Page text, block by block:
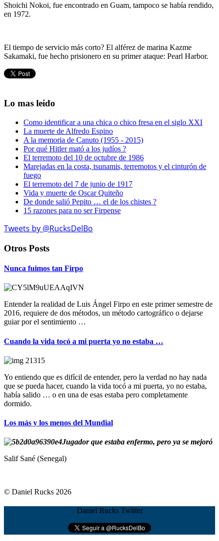
Shoichi Nokoi, fue encontrado en Guam, tampoco se había rendido,
en 1972.
El tiempo de servicio más corto? El alférez de marina Kazme
Sakamaki, fue hecho prisionero en su primer ataque: Pearl Harbor.
Lo mas leido
Como identificar a una chica o chico fresa en el siglo XXI
La muerte de Alfredo Espino
A la memoria de Canuto (1955 - 2015)
Por qué Hitler mató a los judíos ?
El terremoto del 10 de octubre de 1986
Marejadas en la costa, tsunamis, terremotos y el cinturón de
fuego
El terremoto del 7 de junio de 1917
Vida y muerte de Oscar Quiteño
De donde salió Pepito … el de los chistes ?
15 razones para no ser Firpense
Tweets by @RucksDelBo
Otros Posts
Nunca fuimos tan Firpo
Entender la realidad de Luis Ángel Firpo en este primer semestre de
2016, requiere de dos métodos, un método cartográfico o dejarse
guiar por el sentimiento …
Cuando la vida tocó a mi puerta yo no estaba …
Yo entiendo que es difícil de entender, pero la verdad no hay nada
que se pueda hacer, cuando la vida tocó a mi puerta, yo no estaba,
había salido … o en una de esas estaba pero completamente
dormido.
Los más y los menos del Mundial
Jugador que estaba enfermo, pero ya se mejoró
Salif Sané (Senegal)
© Daniel Rucks 2026
Daniel Rucks Twitter